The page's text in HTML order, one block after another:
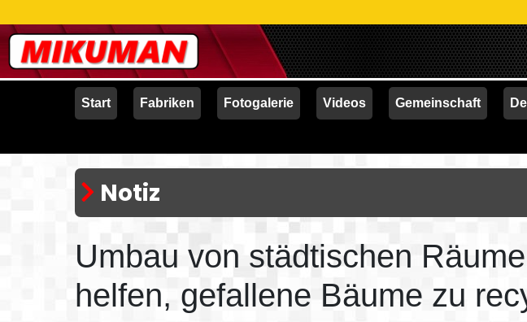
Start Fabriken Fotogalerie Videos Gemeinschaft
Notiz
Umbau von städtischen
helfen, gefallene Bäume zu